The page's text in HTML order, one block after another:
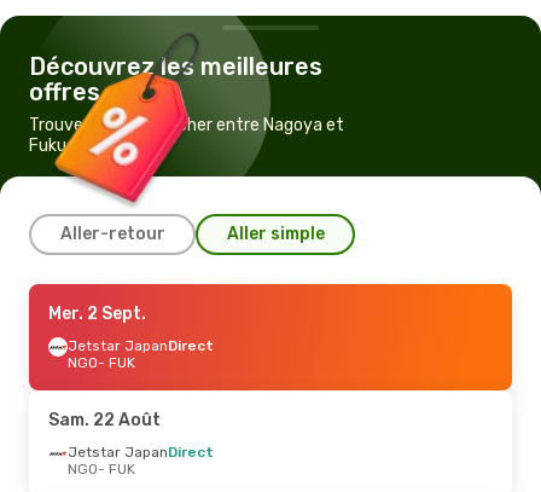
Découvrez les meilleures
offres
Trouvez un vol pas cher entre Nagoya et
Fukuoka
Aller-retour Aller simple
Sam. 22 Août
Jetstar JapanDirect
NGO- FUK
FUK- NGO
Mer. 2 Sept.- Mer. 9 Sept.
Mer. 2 Sept.
Jetstar JapanDirect
NGO- FUK
Sam. 22 Août
Jetstar JapanDirect
NGO- FUK